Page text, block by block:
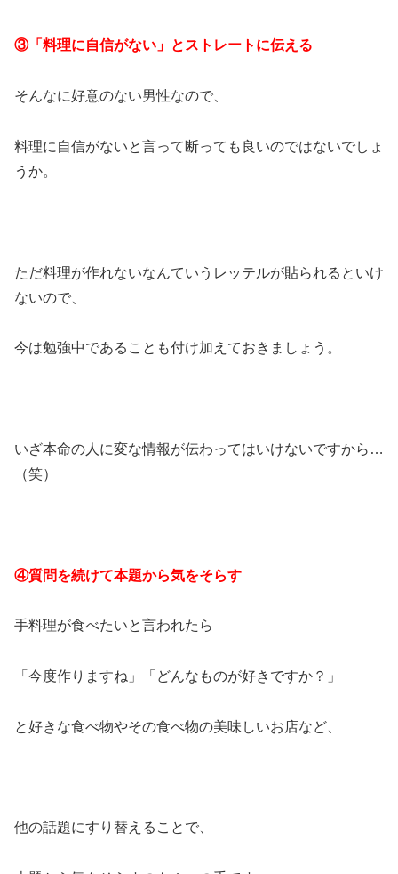
③「料理に自信がない」とストレートに伝える
そんなに好意のない男性なので、
料理に自信がないと言って断っても良いのではないでしょ
うか。
ただ料理が作れないなんていうレッテルが貼られるといけ
ないので、
今は勉強中であることも付け加えておきましょう。
いざ本命の人に変な情報が伝わってはいけないですから…
（笑）
④質問を続けて本題から気をそらす
手料理が食べたいと言われたら
「今度作りますね」「どんなものが好きですか？」
と好きな食べ物やその食べ物の美味しいお店など、
他の話題にすり替えることで、